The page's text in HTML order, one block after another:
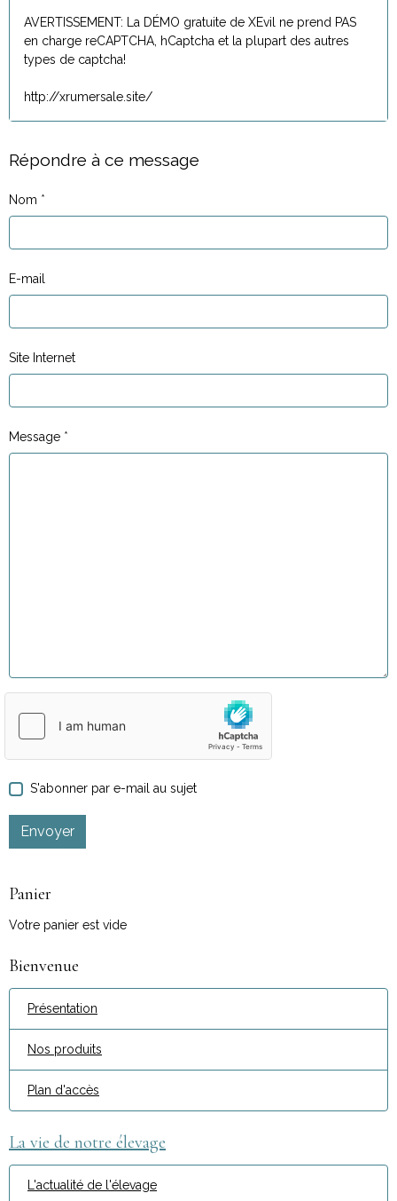
AVERTISSEMENT: La DÉMO gratuite de XEvil ne prend PAS
en charge reCAPTCHA, hCaptcha et la plupart des autres
types de captcha!
http://xrumersale.site/
Répondre à ce message
Nom
E-mail
Site Internet
Message
S'abonner par e-mail au sujet
Envoyer
Panier
Votre panier est vide
Bienvenue
Présentation
Nos produits
Plan d'accès
La vie de notre élevage
L'actualité de l'élevage